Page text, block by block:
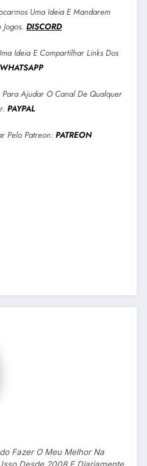
Uma Ideia E Mandarem
Jogos.DISCORD
Ideia E Compartilhar Links Dos
WHATSAPP
Para Ajudar O Canal De Qualquer
PAYPAL
Pelo Patreon:PATREON
Fazer O Meu Melhor Na
Desde 2008 E Diariamente